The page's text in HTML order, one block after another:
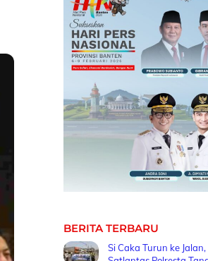
BERITA TERBARU
Si Caka Turun ke Jalan,